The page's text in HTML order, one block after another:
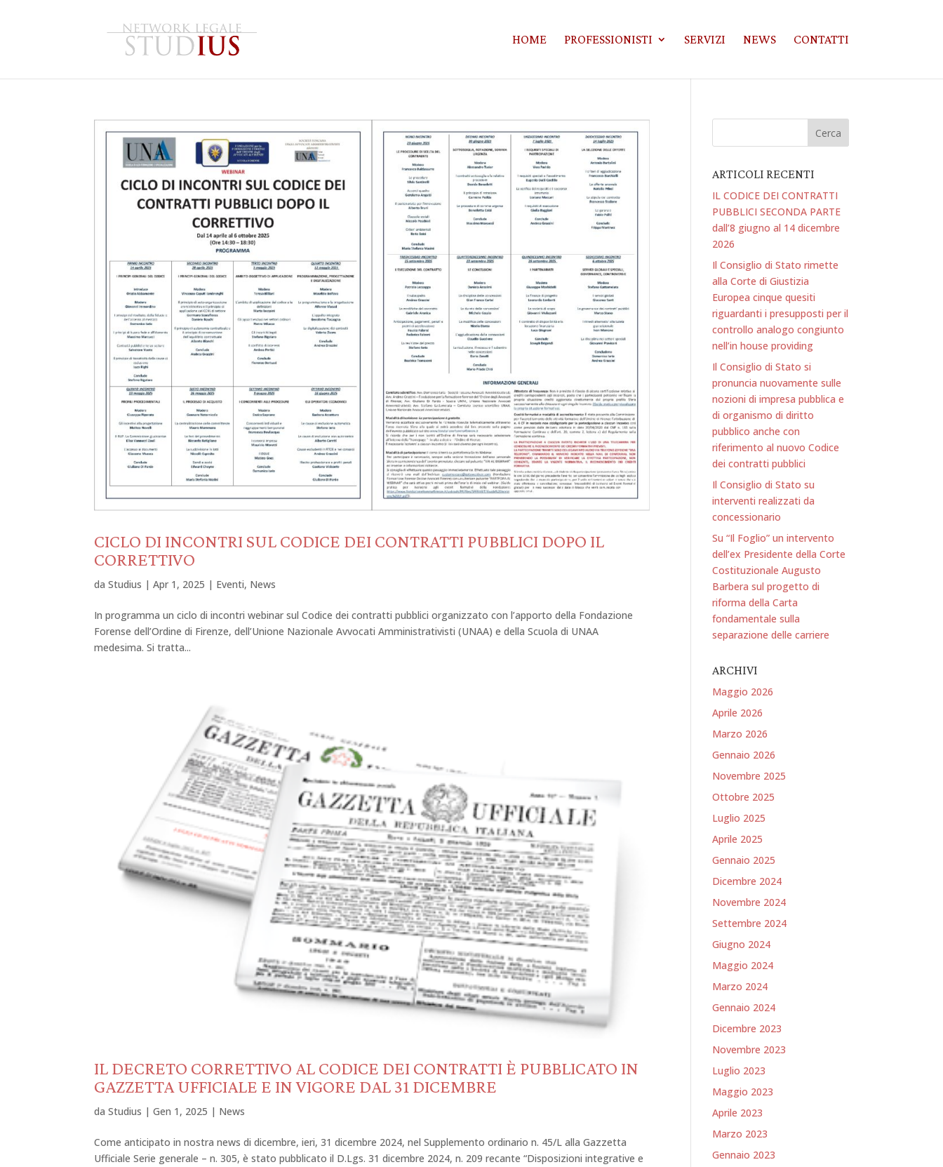
HOME PROFESSIONISTI SERVIZI NEWS CONTATTI
CICLO DI INCONTRI SUL CODICE DEI CONTRATTI PUBBLICI DOPO IL
CORRETTIVO
daStudius |Apr 1, 2025 | Eventi, News
In programma un ciclo di incontri webinar sul Codice dei contratti pubblici organizzato con l’apporto della Fondazione
Forense dell’Ordine di Firenze, dell’Unione Nazionale Avvocati Amministrativisti (UNAA) e della Scuola di UNAA
medesima. Si tratta...
IL DECRETO CORRETTIVO AL CODICE DEI CONTRATTI È PUBBLICATO IN
GAZZETTA UFFICIALE E IN VIGORE DAL 31 DICEMBRE
daStudius |Gen 1, 2025 | News
Come anticipato in nostra news di dicembre, ieri, 31 dicembre 2024, nel Supplemento ordinario n. 45/L alla Gazzetta
Ufficiale Serie generale – n. 305, è stato pubblicato il D.Lgs. 31 dicembre 2024, n. 209 recante “Disposizioni integrative e
ARTICOLI RECENTI
IL CODICE DEI CONTRATTI
PUBBLICI SECONDA PARTE
dall’8 giugno al 14 dicembre
2026
Il Consiglio di Stato rimette
alla Corte di Giustizia
Europea cinque quesiti
riguardanti i presupposti per il
controllo analogo congiunto
nell’in house providing
Il Consiglio di Stato si
pronuncia nuovamente sulle
nozioni di impresa pubblica e
di organismo di diritto
pubblico anche con
riferimento al nuovo Codice
dei contratti pubblici
Il Consiglio di Stato su
interventi realizzati da
concessionario
Su “Il Foglio” un intervento
dell’ex Presidente della Corte
Costituzionale Augusto
Barbera sul progetto di
riforma della Carta
fondamentale sulla
separazione delle carriere
ARCHIVI
Maggio 2026
Aprile 2026
Marzo 2026
Gennaio 2026
Novembre 2025
Ottobre 2025
Luglio 2025
Aprile 2025
Gennaio 2025
Dicembre 2024
Novembre 2024
Settembre 2024
Giugno 2024
Maggio 2024
Marzo 2024
Gennaio 2024
Dicembre 2023
Novembre 2023
Luglio 2023
Maggio 2023
Aprile 2023
Marzo 2023
Gennaio 2023